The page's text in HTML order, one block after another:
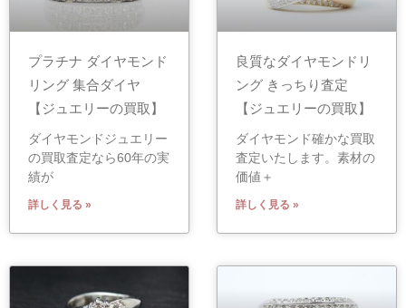
プラチナ ダイヤモンド
リング 集合ダイヤ
【ジュエリーの買取】
ダイヤモンドジュエリー
の買取査定なら60年の実
績が
詳しく見る »
良質なダイヤモンドリ
ング きっちり査定
【ジュエリーの買取】
ダイヤモンド確かな買取
査定いたします。素材の
価値＋
詳しく見る »